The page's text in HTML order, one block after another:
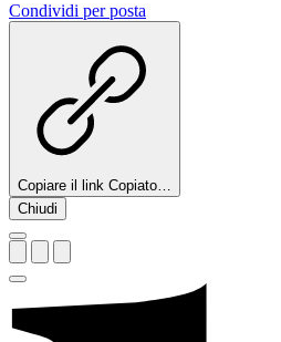
Condividi per posta
Copiare il link Copiato…
Chiudi